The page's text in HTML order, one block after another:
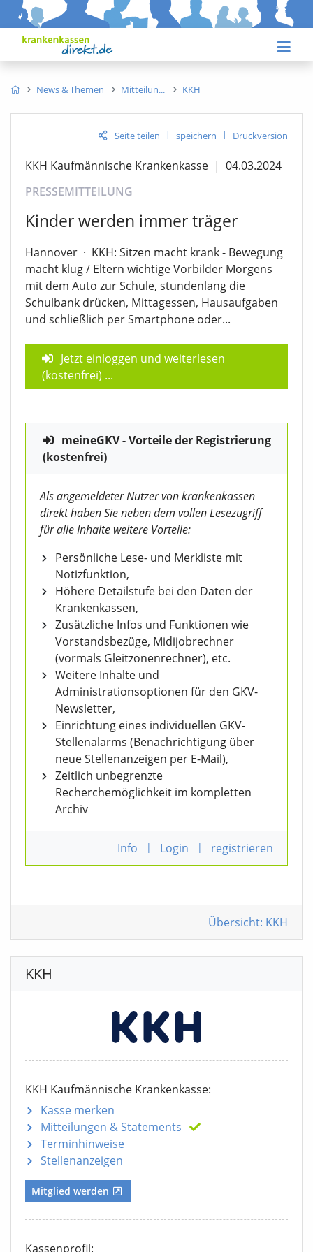
News & Themen Mitteilun KKH
Seite teilen | speichern | Druckversion
KKH Kaufmännische Krankenkasse | 04.03.2024
PRESSEMITTEILUNG
Kinder werden immer träger
Hannover · KKH: Sitzen macht krank - Bewegung
macht klug / Eltern wichtige Vorbilder Morgens
mit dem Auto zur Schule, stundenlang die
Schulbank drücken, Mittagessen, Hausaufgaben
und schließlich per Smartphone oder...
Jetzt einloggen und weiterlesen
(kostenfrei) ...
meineGKV - Vorteile der Registrierung
(kostenfrei)
Als angemeldeter Nutzer von krankenkassen
direkt haben Sie neben dem vollen Lesezugriff
für alle Inhalte weitere Vorteile:
Persönliche Lese- und Merkliste mit
Notizfunktion,
Höhere Detailstufe bei den Daten der
Krankenkassen,
Zusätzliche Infos und Funktionen wie
Vorstandsbezüge, Midijobrechner
(vormals Gleitzonenrechner), etc.
Weitere Inhalte und
Administrationsoptionen für den GKV-
Newsletter,
Einrichtung eines individuellen GKV-
Stellenalarms (Benachrichtigung über
neue Stellenanzeigen per E-Mail),
Zeitlich unbegrenzte
Recherchemöglichkeit im kompletten
Archiv
Info | Login | registrieren
Übersicht: KKH
KKH
KKH Kaufmännische Krankenkasse:
Kasse merken
Mitteilungen & Statements
Terminhinweise
Stellenanzeigen
Mitglied werden
Kassenprofil: